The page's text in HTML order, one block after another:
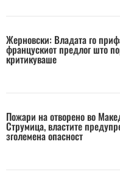
Жерновски: Владата го
францускиот предлог што
критикуваше
Пожари на отворено во
Струмица, властите
зголемена опасност